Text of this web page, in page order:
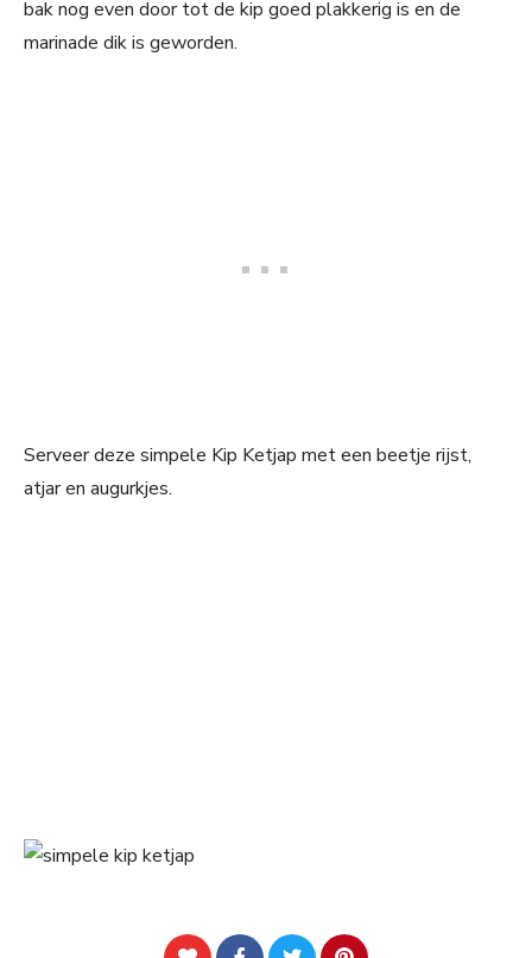
bak nog even door tot de kip goed plakkerig is en de
marinade dik is geworden.
Serveer deze simpele Kip Ketjap met een beetje rijst,
atjar en augurkjes.